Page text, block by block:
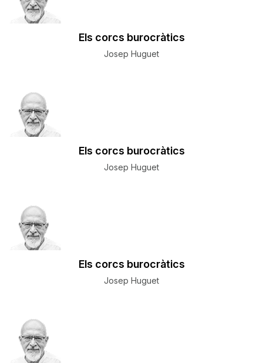
Els corcs burocràtics
Josep Huguet
Els corcs burocràtics
Josep Huguet
Els corcs burocràtics
Josep Huguet